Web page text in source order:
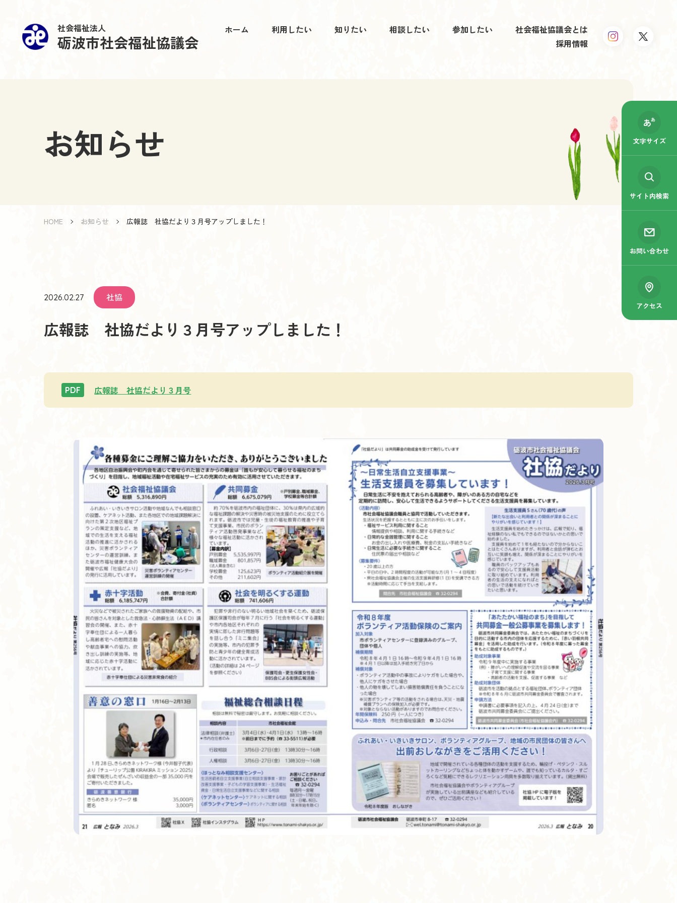
社会福祉法人
砺波市社会福祉協議会
ホーム 利用したい 知りたい 相談したい 参加したい
社会福祉協議会とは
採用情報
文字サイズ
サイト内検索
お問い合わせ
アクセス
お知らせ
HOME お知らせ 広報誌 社協だより３月号アップしました！
2026.02.27 社協
広報誌 社協だより３月号アップしました！
PDF 広報誌 社協だより３月号